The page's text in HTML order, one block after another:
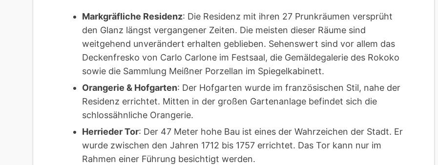
Markgräfliche Residenz: Die Residenz mit ihren 27 Prunkräumen versprüht
den Glanz längst vergangener Zeiten. Die meisten dieser Räume sind
weitgehend unverändert erhalten geblieben. Sehenswert sind vor allem das
Deckenfresko von Carlo Carlone im Festsaal, die Gemäldegalerie des Rokoko
sowie die Sammlung Meißner Porzellan im Spiegelkabinett.
Orangerie & Hofgarten: Der Hofgarten wurde im französischen Stil, nahe der
Residenz errichtet. Mitten in der großen Gartenanlage befindet sich die
schlossähnliche Orangerie.
Herrieder Tor: Der 47 Meter hohe Bau ist eines der Wahrzeichen der Stadt. Er
wurde zwischen den Jahren 1712 bis 1757 errichtet. Das Tor kann nur im
Rahmen einer Führung besichtigt werden.